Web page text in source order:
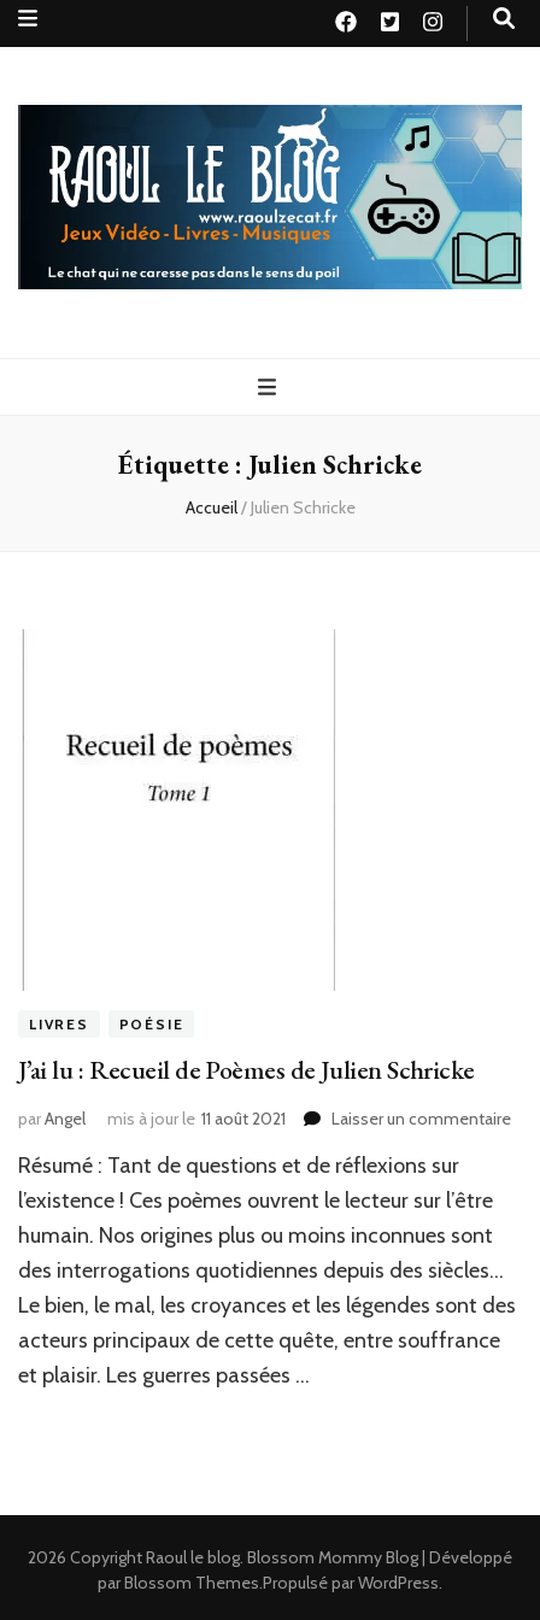
Raoul le
blog
Étiquette : Julien Schricke
Accueil/Julien Schricke
LIVRES POÉSIE
J’ai lu : Recueil de Poèmes de Julien Schricke
parAngel mis à jour le 11 août 2021 Laisser un commentairesur
Résumé : Tant de questions et de réflexions sur
l’existence ! Ces poèmes ouvrent le lecteur sur l’être
humain. Nos origines plus ou moins inconnues sont
des interrogations quotidiennes depuis des siècles…
Le bien, le mal, les croyances et les légendes sont des
acteurs principaux de cette quête, entre souffrance
et plaisir. Les guerres passées …
2026 CopyrightRaoul le blog. Blossom Mommy Blog | Développé
parBlossom Themes.Propulsé parWordPress.